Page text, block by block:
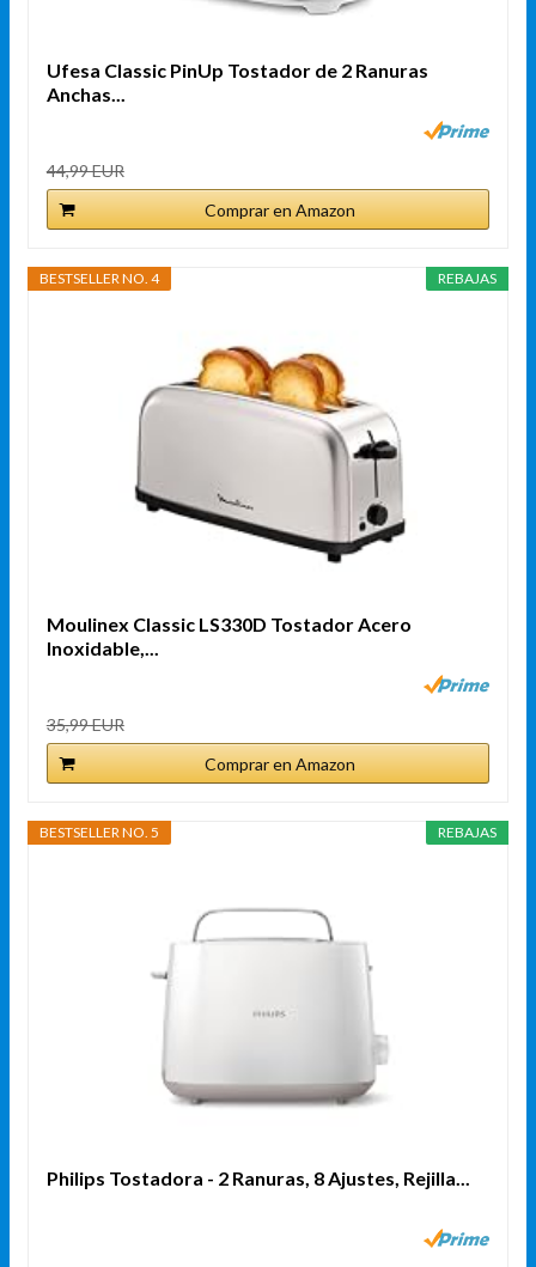
Ufesa Classic PinUp Tostador de 2 Ranuras
Anchas...
44,99 EUR
Comprar en Amazon
REBAJAS
BESTSELLER NO. 4
Moulinex Classic LS330D Tostador Acero
Inoxidable,...
35,99 EUR
Comprar en Amazon
REBAJAS
BESTSELLER NO. 5
Philips Tostadora - 2 Ranuras, 8 Ajustes, Rejilla...